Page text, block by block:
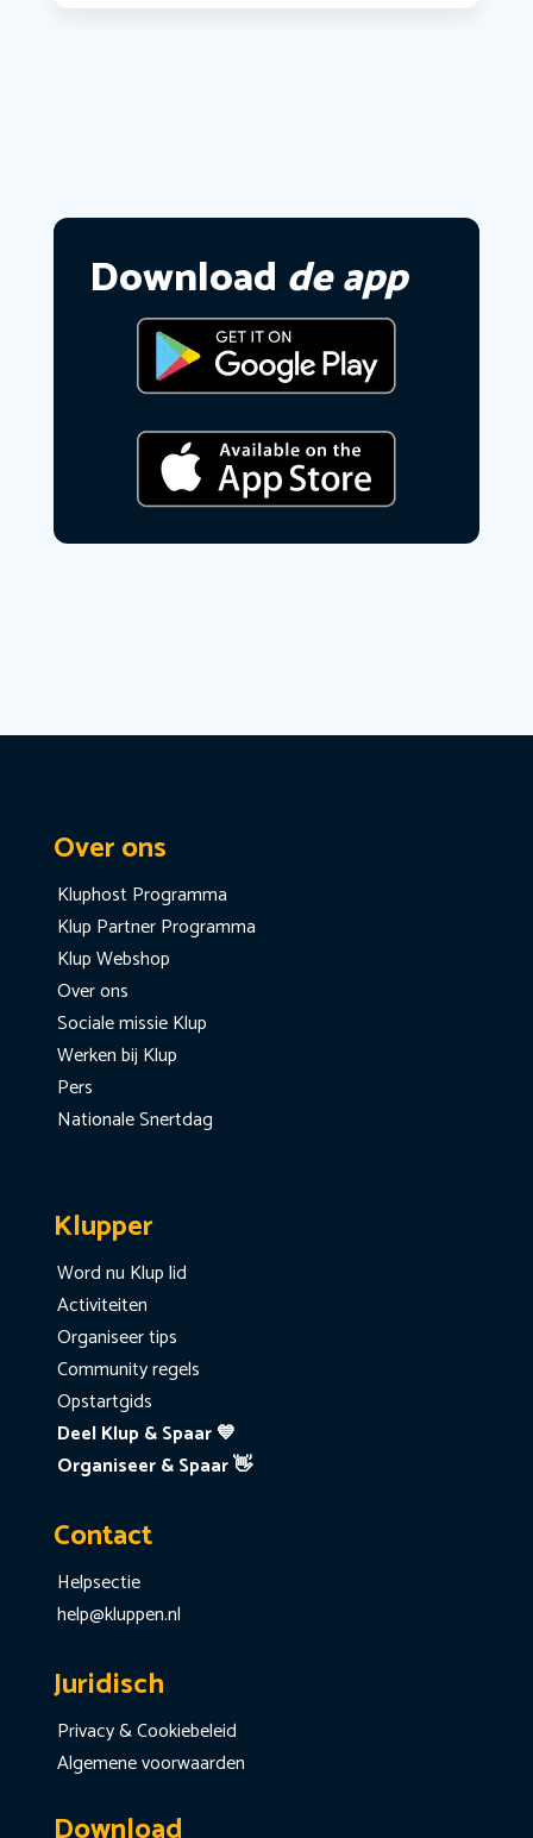
Download de app
Over ons
Kluphost Programma
Klup Partner Programma
Klup Webshop
Over ons
Sociale missie Klup
Werken bij Klup
Pers
Nationale Snertdag
Klupper
Word nu Klup lid
Activiteiten
Organiseer tips
Community regels
Opstartgids
Deel Klup & Spaar 💙
Organiseer & Spaar 👋
Contact
Helpsectie
help@kluppen.nl
Juridisch
Privacy & Cookiebeleid
Algemene voorwaarden